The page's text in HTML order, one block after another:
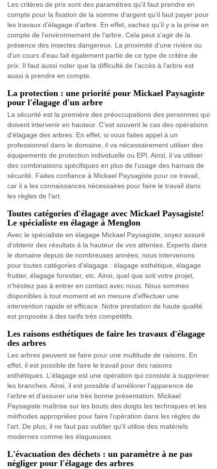
Les critères de prix sont des paramètres qu'il faut prendre en
compte pour la fixation de la somme d'argent qu'il faut payer pour
les travaux d'élagage d'arbre. En effet, sachez qu'il y a la prise en
compte de l'environnement de l'arbre. Cela peut s'agir de la
présence des insectes dangereux. La proximité d'une rivière ou
d'un cours d'eau fait également partie de ce type de critère de
prix. Il faut aussi noter que la difficulté de l'accès à l'arbre est
aussi à prendre en compte.
La protection : une priorité pour Mickael Paysagiste
pour l'élagage d'un arbre
La sécurité est la première des préoccupations des personnes qui
doivent intervenir en hauteur. C'est souvent le cas des opérations
d'élagage des arbres. En effet, si vous faites appel à un
professionnel dans le domaine, il va nécessairement utiliser des
équipements de protection individuelle ou EPI. Ainsi, il va utiliser
des combinaisons spécifiques en plus de l'usage des harnais de
sécurité. Faites confiance à Mickael Paysagiste pour ce travail,
car il a les connaissances nécessaires pour faire le travail dans
les règles de l'art.
Toutes catégories d'élagage avec Mickael Paysagiste!
Le spécialiste en élagage à Menglon
Avec le spécialiste en élagage Mickael Paysagiste, soyez assuré
d'obtenir des résultats à la hauteur de vos attentes. Experts dans
le domaine depuis de nombreuses années, nous intervenons
pour toutes catégories d'élagage : élagage esthétique, élagage
fruitier, élagage forestier, etc. Ainsi, quel que soit votre projet,
n'hésitez pas à entrer en contact avec nous. Nous sommes
disponibles à tout moment et en mesure d'effectuer une
intervention rapide et efficace. Notre prestation de haute qualité
est proposée à des tarifs très compétitifs.
Les raisons esthétiques de faire les travaux d'élagage
des arbres
Les arbres peuvent se faire pour une multitude de raisons. En
effet, il est possible de faire le travail pour des raisons
esthétiques. L'élagage est une opération qui consiste à supprimer
les branches. Ainsi, il est possible d'améliorer l'apparence de
l'arbre et d'assurer une très bonne présentation. Mickael
Paysagiste maîtrise sur les bouts des doigts les techniques et les
méthodes appropriées pour faire l'opération dans les règles de
l'art. De plus, il ne faut pas oublier qu'il utilise des matériels
modernes comme les élagueuses.
L'évacuation des déchets : un paramètre à ne pas
négliger pour l'élagage des arbres